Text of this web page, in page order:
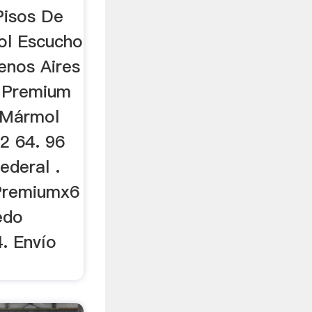
...
De
Escucho
Aires
64. 96
.
Envío